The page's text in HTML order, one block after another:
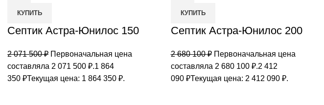
КУПИТЬ
Септик Астра-Юнилос 150
2 071 500₽ Первоначальная цена
составляла 2 071 500 ₽.1 864
350 ₽Текущая цена: 1 864 350 ₽.
КУПИТЬ
Септик Астра-Юнилос 200
2 680 100₽ Первоначальная цена
составляла 2 680 100 ₽.2 412
090 ₽Текущая цена: 2 412 090 ₽.